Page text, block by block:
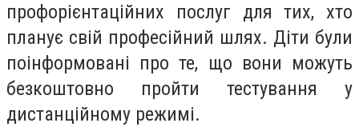
профорієнтаційних послуг для тих, хто
планує свій професійний шлях. Діти були
поінформовані про те, що вони можуть
безкоштовно пройти тестування у
дистанційному режимі.